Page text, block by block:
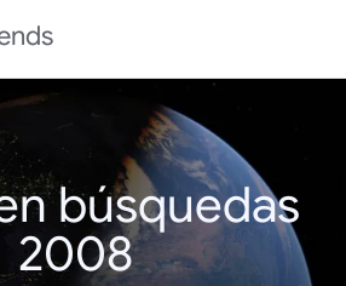
búsquedas
2008